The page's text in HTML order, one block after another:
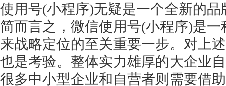
使用号(小程序)无疑是一个全新的
简而言之，微信使用号(小程序)是
来战略定位的至关重要一步。对上
也是考验。整体实力雄厚的大企业
很多中小型企业和自营者则需要借